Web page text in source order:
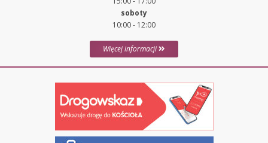
soboty
10:00 - 12:00
Więcej informacji